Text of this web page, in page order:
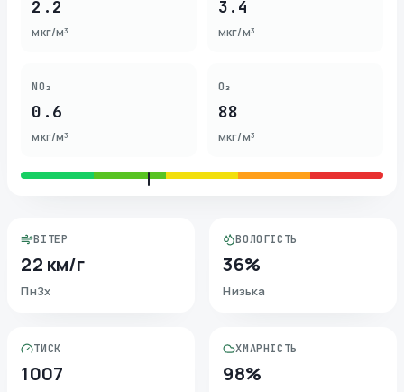
2.2
мкг/м³
3.4
мкг/м³
NO₂
0.6
мкг/м³
O₃
88
мкг/м³
ВІТЕР
22 км/г
ПнЗх
ВОЛОГІСТЬ
36%
Низька
ТИСК
1007
ХМАРНІСТЬ
98%